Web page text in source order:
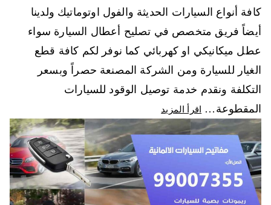
كافة أنواع السيارات الحديثة والفول اوتوماتيك ولدينا
أيضاً فريق متخصص في تصليح أعطال السيارة سواء
عطل ميكانيكي او كهربائي كما نوفر لكم كافة قطع
الغيار للسيارة ومن الشركة المصنعة حصراً وبسعر
التكلفة ونقدم خدمة توصيل الوقود للسيارات
المقطوعة…
اقرأ المزيد